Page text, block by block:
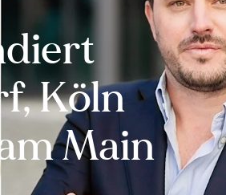
Köln
Main